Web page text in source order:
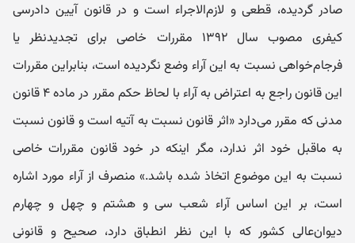
صادر گردیده، قطعی و لازم‌الاجراء است و در قانون آیین دادرسی
کیفری مصوب سال ۱۳۹۲ مقررات خاصی برای تجدیدنظر یا
فرجام‌خواهی نسبت به این آراء وضع نگردیده است، بنابراین مقررات
این قانون راجع به اعتراض به آراء با لحاظ حکم مقرر در ماده ۴ قانون
مدنی که مقرر می‌دارد «اثر قانون نسبت به آتیه است و قانون نسبت
به ماقبل خود اثر ندارد، مگر اینکه در خود قانون مقررات خاصی
نسبت به این موضوع اتخاذ شده باشد.» منصرف از آراء مورد اشاره
است، بر این اساس آراء شعب سی ‌و ‌هشتم و چهل‌ و ‌چهارم
دیوان‌عالی کشور که با این نظر انطباق دارد، صحیح و قانونی